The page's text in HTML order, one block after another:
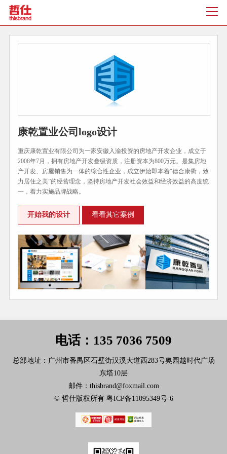
康乾置业公司logo设计
重庆康乾置业有限公司为一家安徽入渝投资的房地产开发企业，成立于
2008年7月，拥有房地产开发叁级资质，注册资本为800万元。是集房地
产开发、房屋销售为一体的综合性企业，成立伊始即本着“德合康衢，致
力居住之美”的经营理念，坚持房地产开发社会效益和经济效益的高度统
一，着力实施品牌战略。
开始我的设计 看看其它案例
电话：135 7036 7509
总部地址：广州市番禺区石壁街汉溪大道西283号奥园越时代广场
东塔10层
邮件：thisbrand@foxmail.com
© 哲仕版权所有 粤ICP备11095349号-6